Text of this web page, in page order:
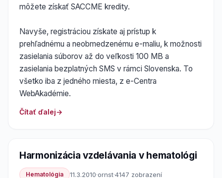
môžete získať SACCME kredity.
Navyše, registráciou získate aj prístup k
prehľadnému a neobmedzenému e-maliu, k možnosti
zasielania súborov až do veľkosti 100 MB a
zasielania bezplatných SMS v rámci Slovenska. To
všetko iba z jedného miesta, z e-Centra
WebAkadémie.
Čítať ďalej
Harmonizácia vzdelávania v hematológi
Hematológia 11.3.2010·ornst·4147 zobrazení